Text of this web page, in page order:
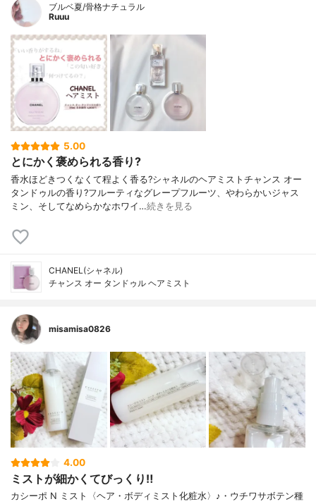
ブルベ夏/骨格ナチュラル
Ruuu
5.00
とにかく褒められる香り?
香水ほどきつくなくて程よく香る?シャネルのヘアミストチャンス オー
タンドゥルの香り?フルーティなグレープフルーツ、やわらかいジャス
ミン、そしてなめらかなホワイ…続きを見る
CHANEL(シャネル)
チャンス オー タンドゥル ヘアミスト
misamisa0826
4.00
ミストが細かくてびっくり‼️
カシーポ N ミスト〈ヘア・ボディミスト化粧水〉♪・ウチワサボテン種